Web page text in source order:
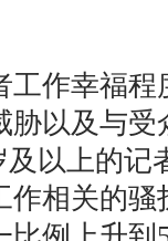
幸福程
胁以及与
及以上的
作相关的骚